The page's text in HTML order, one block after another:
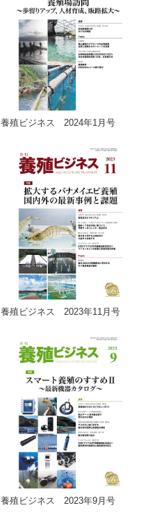
養殖ビジネス 2024年1月号
養殖ビジネス 2023年11月号
養殖ビジネス 2023年9月号